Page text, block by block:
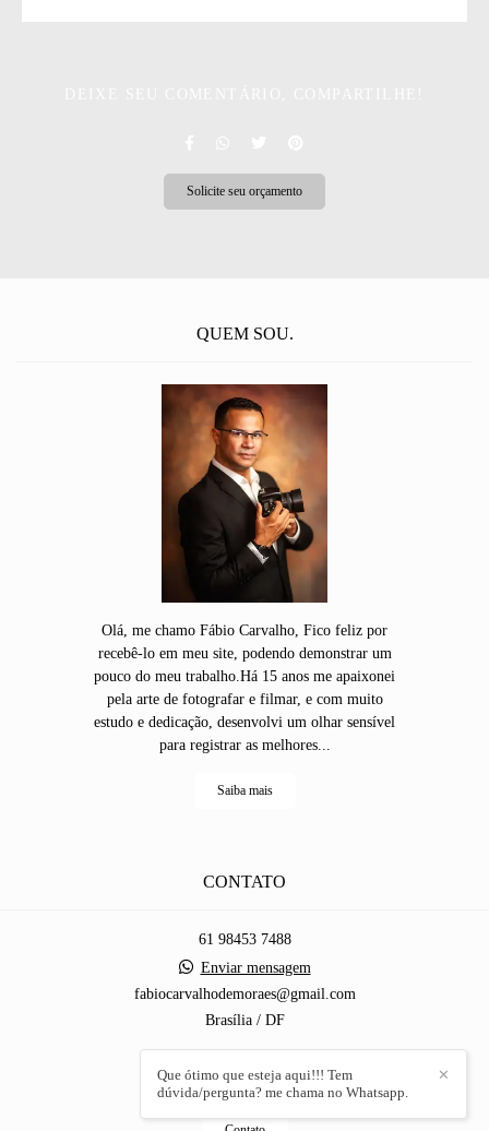
Solicite seu orçamento
QUEM SOU.
Olá, me chamo Fábio Carvalho, Fico feliz por
recebê-lo em meu site, podendo demonstrar um
pouco do meu trabalho.Há 15 anos me apaixonei
pela arte de fotografar e filmar, e com muito
estudo e dedicação, desenvolvi um olhar sensível
para registrar as melhores...
Saiba mais
CONTATO
61 98453 7488
Enviar mensagem
fabiocarvalhodemoraes@gmail.com
Brasília / DF
✕
Que ótimo que esteja aqui!!! Tem
dúvida/pergunta? me chama no Whatsapp.